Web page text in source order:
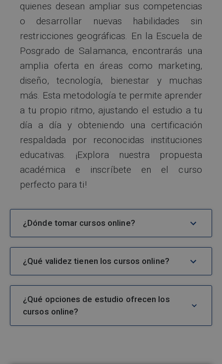
quienes desean ampliar sus competencias
o desarrollar nuevas habilidades sin
restricciones geográficas. En la Escuela de
Posgrado de Salamanca, encontrarás una
amplia oferta en áreas como marketing,
diseño, tecnología, bienestar y muchas
más. Esta metodología te permite aprender
a tu propio ritmo, ajustando el estudio a tu
día a día y obteniendo una certificación
respaldada por reconocidas instituciones
educativas. ¡Explora nuestra propuesta
académica e inscríbete en el curso
perfecto para ti!
¿Dónde tomar cursos online?
¿Qué validez tienen los cursos online?
¿Qué opciones de estudio ofrecen los
cursos online?